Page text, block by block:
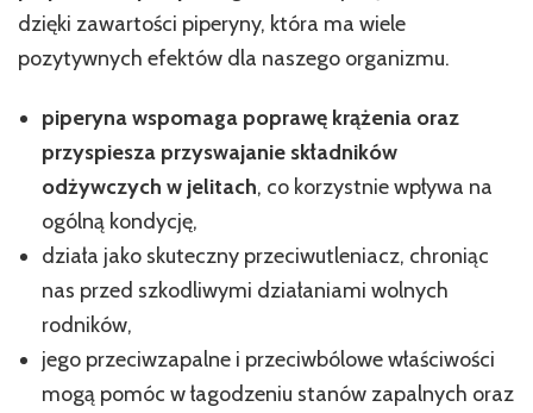
dzięki zawartości piperyny, która ma wiele
pozytywnych efektów dla naszego organizmu.
piperyna wspomaga poprawę krążenia oraz
przyspiesza przyswajanie składników
odżywczych w jelitach, co korzystnie wpływa na
ogólną kondycję,
działa jako skuteczny przeciwutleniacz, chroniąc
nas przed szkodliwymi działaniami wolnych
rodników,
jego przeciwzapalne i przeciwbólowe właściwości
mogą pomóc w łagodzeniu stanów zapalnych oraz